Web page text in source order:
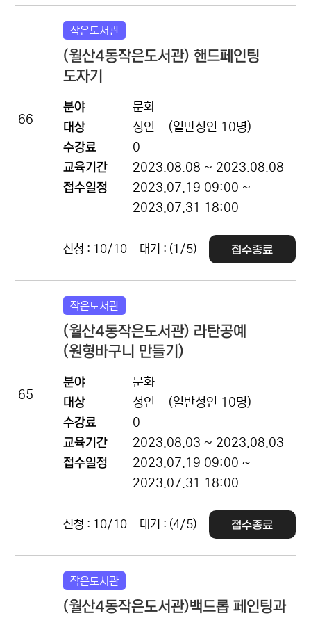
66
작은도서관
(월산4동작은도서관) 핸드페인팅
도자기
분야
문화
대상
성인
(일반성인 10명)
수강료
0
교육기간
2023.08.08 ~ 2023.08.08
접수일정
2023.07.19 09:00 ~
2023.07.31 18:00
신청 : 10/10 대기 : (1/5) 접수종료
65
작은도서관
(월산4동작은도서관) 라탄공예
(원형바구니 만들기)
분야
문화
대상
성인
(일반성인 10명)
수강료
0
교육기간
2023.08.03 ~ 2023.08.03
접수일정
2023.07.19 09:00 ~
2023.07.31 18:00
신청 : 10/10 대기 : (4/5) 접수종료
작은도서관
(월산4동작은도서관)백드롭 페인팅과